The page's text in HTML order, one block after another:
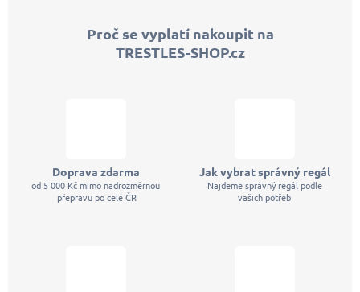
Proč se vyplatí nakoupit na
TRESTLES-SHOP.cz
Doprava zdarma
od 5 000 Kč mimo nadrozměrnou
přepravu po celé ČR
Jak vybrat správný regál
Najdeme správný regál podle
vašich potřeb